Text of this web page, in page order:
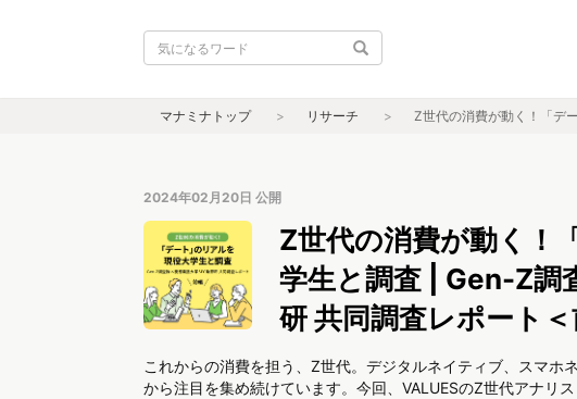
マナミナトップ リサーチ Z世代の消費が動く！「デ
2024年02月20日 公開
Z世代の消費が動く！
学生と調査 | Gen-Z調
研 共同調査レポート＜
これからの消費を担う、Z世代。デジタルネイティブ、スマホ
から注目を集め続けています。今回、VALUESのZ世代アナリ